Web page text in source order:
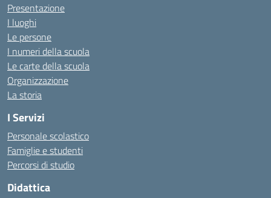
Presentazione
I luoghi
Le persone
I numeri della scuola
Le carte della scuola
Organizzazione
La storia
I Servizi
Personale scolastico
Famiglie e studenti
Percorsi di studio
Didattica